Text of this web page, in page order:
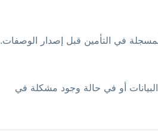
في التأمين قبل إصدار الوصفات.
أو في حالة وجود مشكلة في